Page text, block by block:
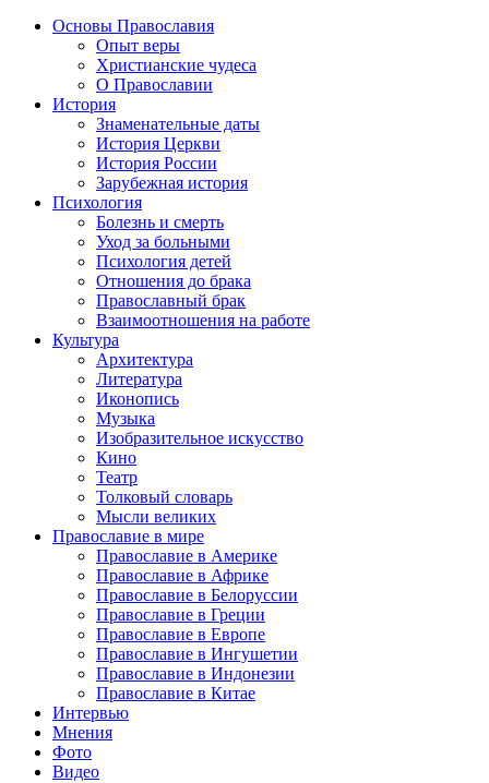
Основы Православия
Опыт веры
Христианские чудеса
О Православии
История
Знаменательные даты
История Церкви
История России
Зарубежная история
Психология
Болезнь и смерть
Уход за больными
Психология детей
Отношения до брака
Православный брак
Взаимоотношения на работе
Культура
Архитектура
Литература
Иконопись
Музыка
Изобразительное искусство
Кино
Театр
Толковый словарь
Мысли великих
Православие в мире
Православие в Америке
Православие в Африке
Православие в Белоруссии
Православие в Греции
Православие в Европе
Православие в Ингушетии
Православие в Индонезии
Православие в Китае
Интервью
Мнения
Фото
Видео